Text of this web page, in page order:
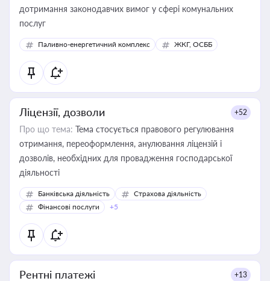
дотримання законодавчих вимог у сфері комунальних
послуг
Паливно-енергетичний комплекс ЖКГ, ОСББ
Ліцензії, дозволи +52
Про що тема: Тема стосується правового регулювання
отримання, переоформлення, анулювання ліцензій і
дозволів, необхідних для провадження господарської
діяльності
Банківська діяльність
Страхова діяльність
Фінансові послуги
+5
Рентні платежі +13